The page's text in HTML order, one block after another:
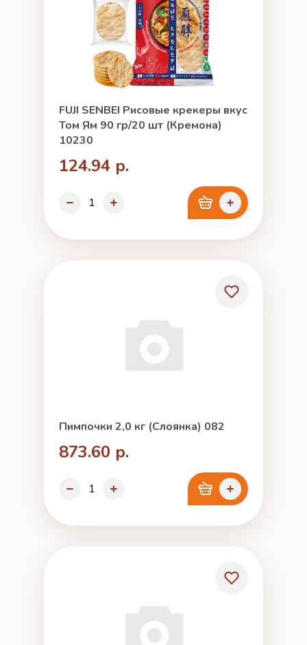
FUJI SENBEI Рисовые крекеры вкус
Том Ям 90 гр/20 шт (Кремона)
10230
124.94 р.
Пимпочки 2,0 кг (Слоянка) 082
873.60 р.